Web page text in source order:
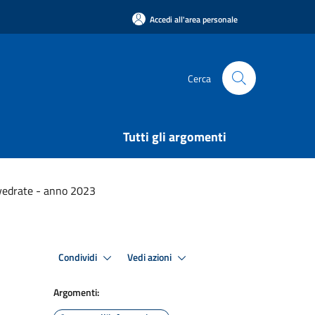
Accedi all'area personale
Cerca
Tutti gli argomenti
- anno 2023
Condividi Vedi azioni
Argomenti: